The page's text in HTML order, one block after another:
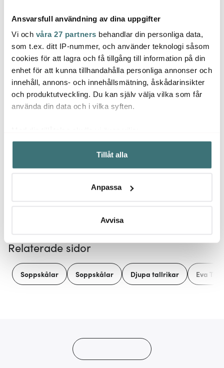
Ansvarsfull användning av dina uppgifter
Vi och våra 27 partners behandlar din personliga data,
som t.ex. ditt IP-nummer, och använder teknologi såsom
cookies för att lagra och få tillgång till information på din
enhet för att kunna tillhandahålla personliga annonser och
innehåll, annons- och innehållsmätning, åskådarinsikter
och produktutveckling. Du kan själv välja vilka som får
använda din data och i vilka syften.
Samla in information om din geografiska plats som
kan ha en noggrannhet på upp till flera meter
Identifiera din enhet genom att aktivt skanna den för
Ta reda på mer om hur dina personliga uppgifter
Du kan ändra eller dra tillbaka ditt samtycke när som
Vi använder cookies för att innehållet och annonserna
ska anpassas efter det som vi tror att du tycker om. Det
gör också att vi kan analysera vår trafik och göra
Tillåt alla
Anpassa
Avvisa
Orrefors
Orrefors More Vinglas
44 cl 4-pack
519 kr 799 kr
Emerio
Köksvåg Svart
129 kr
Eva
Låt dig inspireras av våra kunder
Relaterade sidor
Soppskålar Soppskålar Djupa tallrikar Eva Trio